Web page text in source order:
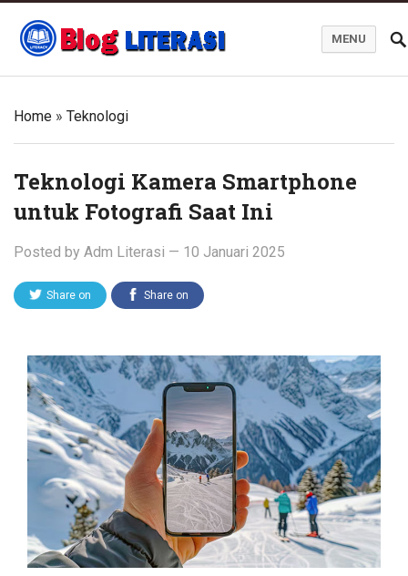
MENU
Home » Teknologi
Teknologi Kamera Smartphone
untuk Fotografi Saat Ini
Posted by Adm Literasi — 10 Januari 2025
Share on Share on